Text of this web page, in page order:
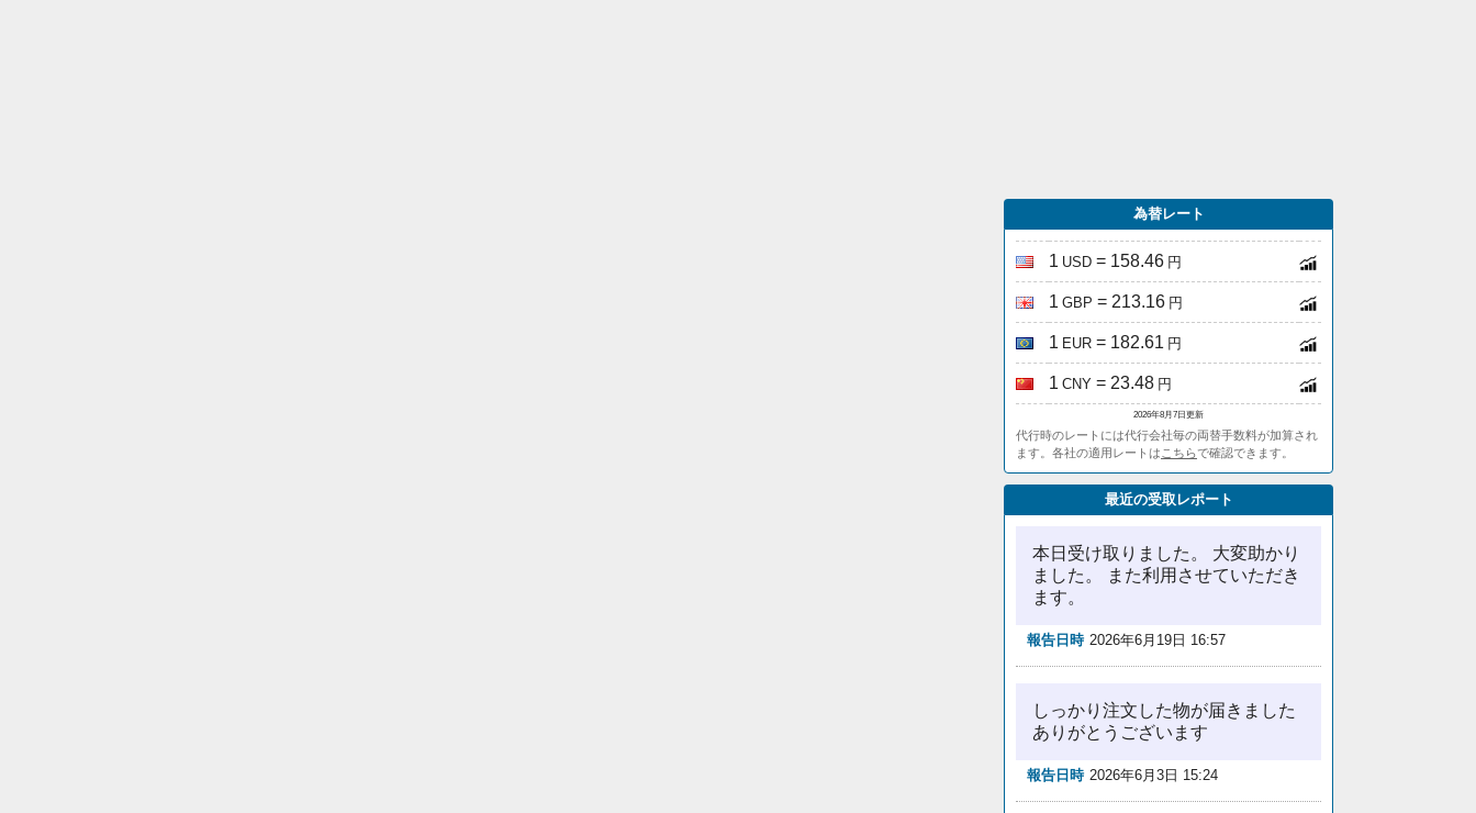
為替レート
1 USD = 158.46 円
1 GBP = 213.16 円
1 EUR = 182.61 円
1 CNY = 23.48 円
2026年8月7日更新
代行時のレートには代行会社毎の両替手数料が加算され
ます。各社の適用レートは こちらで確認できます。
最近の受取レポート
本日受け取りました。 大変助かり
ました。 また利用させていただき
ます。
報告日時 2026年6月19日 16:57
しっかり注文した物が届きました
ありがとうございます
報告日時 2026年6月3日 15:24